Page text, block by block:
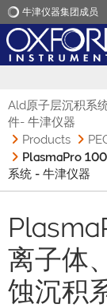
牛津仪器集团成员
Ald原子层沉积系
件- 牛津仪器
Products
PlasmaPro
系统 - 牛津仪器
离子体
蚀沉积